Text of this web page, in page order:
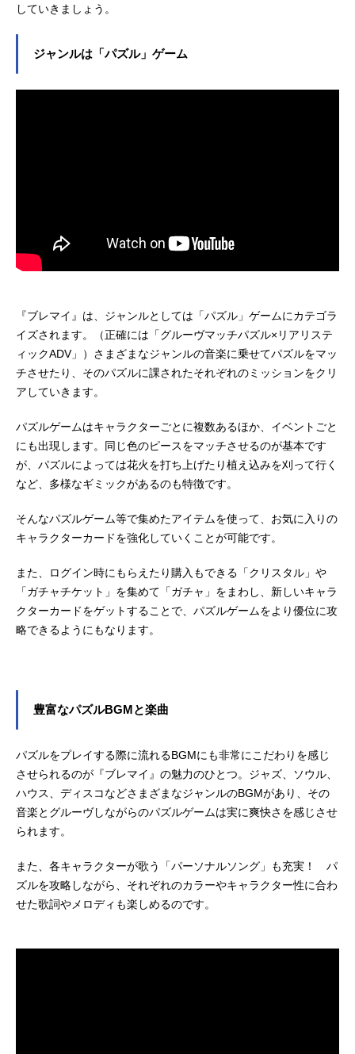
節見静：松岡禎丞御門尊：小野友樹
新開戦：小林親弘相沢篠信：広瀬裕
していきましょう。
ジャンルは「パズル」ゲーム
『ブレマイ』は、ジャンルとしては「パズル」ゲームにカテゴラ
イズされます。（正確には「グルーヴマッチパズル×リアリステ
ィックADV」）さまざまなジャンルの音楽に乗せてパズルをマッ
チさせたり、そのパズルに課されたそれぞれのミッションをクリ
アしていきます。
パズルゲームはキャラクターごとに複数あるほか、イベントごと
にも出現します。同じ色のピースをマッチさせるのが基本です
が、パズルによっては花火を打ち上げたり植え込みを刈って行く
など、多様なギミックがあるのも特徴です。
そんなパズルゲーム等で集めたアイテムを使って、お気に入りの
キャラクターカードを強化していくことが可能です。
また、ログイン時にもらえたり購入もできる「クリスタル」や
「ガチャチケット」を集めて「ガチャ」をまわし、新しいキャラ
クターカードをゲットすることで、パズルゲームをより優位に攻
略できるようにもなります。
豊富なパズルBGMと楽曲
パズルをプレイする際に流れるBGMにも非常にこだわりを感じ
させられるのが『ブレマイ』の魅力のひとつ。ジャズ、ソウル、
ハウス、ディスコなどさまざまなジャンルのBGMがあり、その
音楽とグルーヴしながらのパズルゲームは実に爽快さを感じさせ
られます。
また、各キャラクターが歌う「パーソナルソング」も充実！ パ
ズルを攻略しながら、それぞれのカラーやキャラクター性に合わ
せた歌詞やメロディも楽しめるのです。